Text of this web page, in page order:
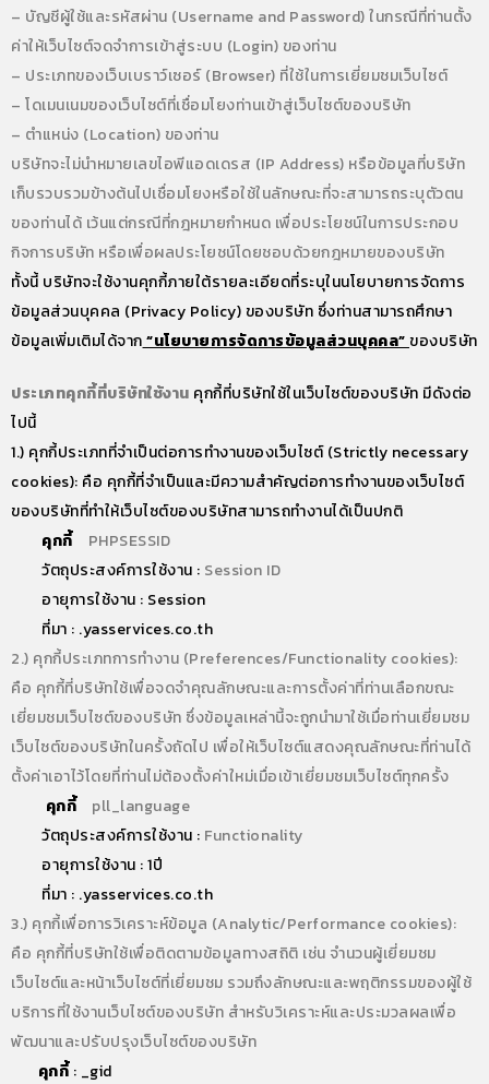
– บัญชีผู้ใช้และรหัสผ่าน (Username and Password) ในกรณีที่ท่านตั้ง
ค่าให้เว็บไซต์จดจำการเข้าสู่ระบบ (Login) ของท่าน
– ประเภทของเว็บเบราว์เซอร์ (Browser) ที่ใช้ในการเยี่ยมชมเว็บไซต์
– โดเมนเนมของเว็บไซต์ที่เชื่อมโยงท่านเข้าสู่เว็บไซต์ของบริษัท
– ตำแหน่ง (Location) ของท่าน
บริษัทจะไม่นำหมายเลขไอพีแอดเดรส (IP Address) หรือข้อมูลที่บริษัท
เก็บรวบรวมข้างต้นไปเชื่อมโยงหรือใช้ในลักษณะที่จะสามารถระบุตัวตน
ของท่านได้ เว้นแต่กรณีที่กฎหมายกำหนด เพื่อประโยชน์ในการประกอบ
กิจการบริษัท หรือเพื่อผลประโยชน์โดยชอบด้วยกฎหมายของบริษัท
ทั้งนี้ บริษัทจะใช้งานคุกกี้ภายใต้รายละเอียดที่ระบุในนโยบายการจัดการ
ข้อมูลส่วนบุคคล (Privacy Policy) ของบริษัท ซึ่งท่านสามารถศึกษา
ข้อมูลเพิ่มเติมได้จาก“นโยบายการจัดการข้อมูลส่วนบุคคล” ของบริษัท
ประเภทคุกกี้ที่บริษัทใช้งาน คุกกี้ที่บริษัทใช้ในเว็บไซต์ของบริษัท มีดังต่อ
ไปนี้
1.) คุกกี้ประเภทที่จำเป็นต่อการทำงานของเว็บไซต์ (Strictly necessary
cookies): คือ คุกกี้ที่จำเป็นและมีความสำคัญต่อการทำงานของเว็บไซต์
ของบริษัทที่ทำให้เว็บไซต์ของบริษัทสามารถทำงานได้เป็นปกติ
คุกกี้
PHPSESSID
วัตถุประสงค์การใช้งาน : Session ID
อายุการใช้งาน : Session
ที่มา : .yasservices.co.th
2.) คุกกี้ประเภทการทำงาน (Preferences/Functionality cookies):
คือ คุกกี้ที่บริษัทใช้เพื่อจดจำคุณลักษณะและการตั้งค่าที่ท่านเลือกขณะ
เยี่ยมชมเว็บไซต์ของบริษัท ซึ่งข้อมูลเหล่านี้จะถูกนำมาใช้เมื่อท่านเยี่ยมชม
เว็บไซต์ของบริษัทในครั้งถัดไป เพื่อให้เว็บไซต์แสดงคุณลักษณะที่ท่านได้
ตั้งค่าเอาไว้โดยที่ท่านไม่ต้องตั้งค่าใหม่เมื่อเข้าเยี่ยมชมเว็บไซต์ทุกครั้ง
คุกกี้
pll_language
วัตถุประสงค์การใช้งาน : Functionality
อายุการใช้งาน : 1ปี
ที่มา : .yasservices.co.th
3.) คุกกี้เพื่อการวิเคราะห์ข้อมูล (Analytic/Performance cookies):
คือ คุกกี้ที่บริษัทใช้เพื่อติดตามข้อมูลทางสถิติ เช่น จำนวนผู้เยี่ยมชม
เว็บไซต์และหน้าเว็บไซต์ที่เยี่ยมชม รวมถึงลักษณะและพฤติกรรมของผู้ใช้
บริการที่ใช้งานเว็บไซต์ของบริษัท สำหรับวิเคราะห์และประมวลผลเพื่อ
พัฒนาและปรับปรุงเว็บไซต์ของบริษัท
คุกกี้: _gid